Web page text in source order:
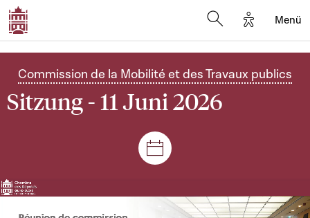
Options
Menü
Commission de la Mobilité et des Travaux publics
Sitzung - 11 Juni 2026
Plenar- und